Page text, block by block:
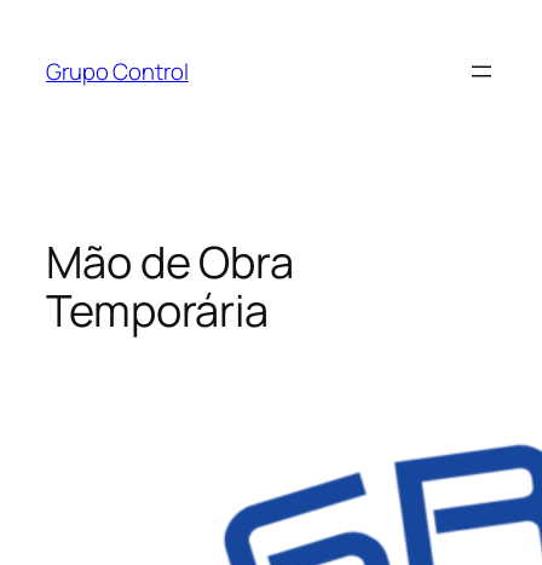
Grupo Control
Mão de Obra
Temporária